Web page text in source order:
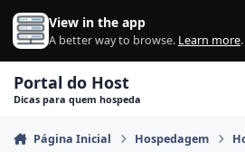
Ir para conteúdo
View in the app
A better way to browse. Learn more.
Portal do Host
Dicas para quem hospeda
Página Inicial Hospedagem